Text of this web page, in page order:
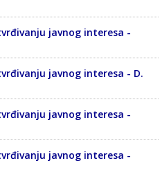
javnog interesa -
javnog interesa - D.
javnog interesa -
javnog interesa -